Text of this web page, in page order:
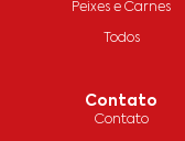
Peixes e Carnes
Todos
Contato
Contato